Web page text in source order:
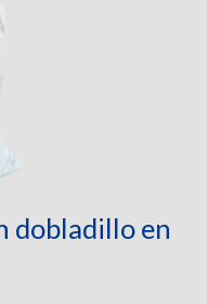
dobladillo en